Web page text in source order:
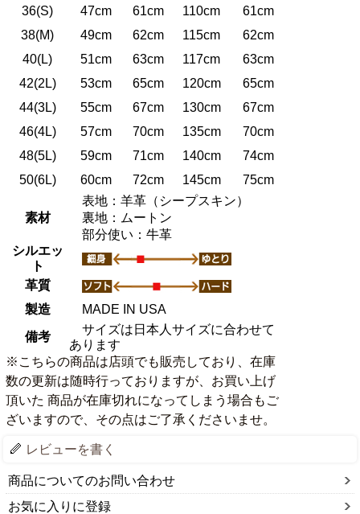
36(S)
47cm 61cm 110cm
61cm
38(M)
49cm 62cm 115cm
62cm
40(L)
51cm 63cm 117cm
63cm
42(2L)
53cm 65cm 120cm
65cm
44(3L)
55cm 67cm 130cm
67cm
46(4L)
57cm 70cm 135cm
70cm
48(5L)
59cm 71cm 140cm
74cm
50(6L)
60cm 72cm 145cm 75cm
素材
表地：羊革（シープスキン）
裏地：ムートン
部分使い：牛革
シルエッ
ト
革質
製造
MADE IN USA
備考
サイズは日本人サイズに合わせて
あります
※こちらの商品は店頭でも販売しており、在庫
数の更新は随時行っておりますが、お買い上げ
頂いた 商品が在庫切れになってしまう場合もご
ざいますので、その点はご了承くださいませ。
レビューを書く
商品についてのお問い合わせ
お気に入りに登録